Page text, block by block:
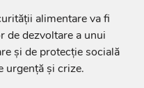
alimentare va fi
de dezvoltare a unui
și de protecție socială
urgență și crize.